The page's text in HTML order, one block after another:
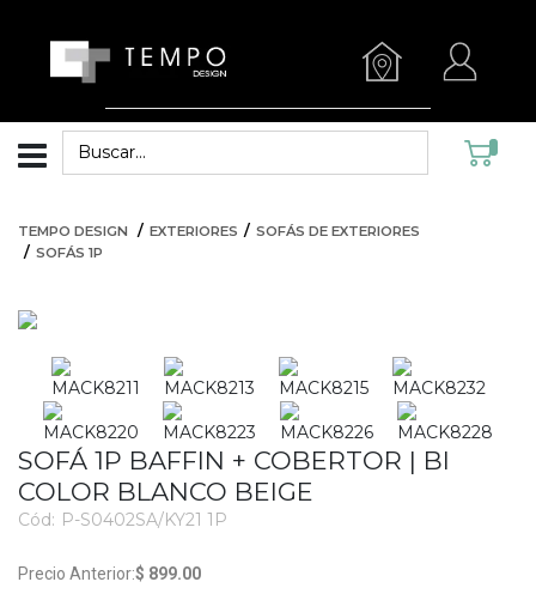
TEMPO DESIGN EXTERIORES
SOFÁS DE EXTERIORES
SOFÁS 1P
SOFÁ 1P BAFFIN + COBERTOR | BI
COLOR BLANCO BEIGE
Cód: P-S0402SA/KY21 1P
$ 899.00